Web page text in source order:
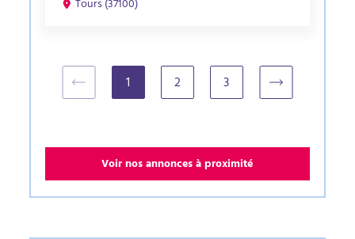
Tours (37100)
1(current)2 3
Voir nos annonces à proximité